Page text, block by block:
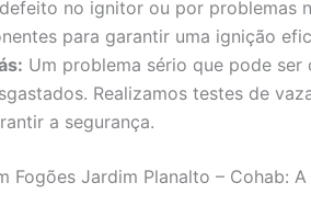
no ignitor ou por problemas
para garantir uma ignição
Um problema sério que pode
Realizamos testes de
a segurança.
Fogões Jardim Planalto – Cohab: